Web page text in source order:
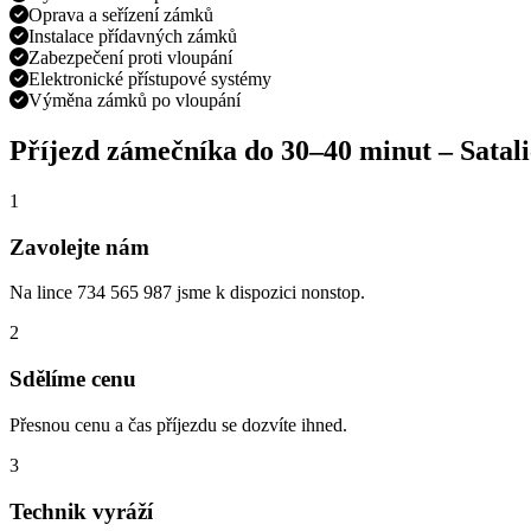
Oprava a seřízení zámků
Instalace přídavných zámků
Zabezpečení proti vloupání
Elektronické přístupové systémy
Výměna zámků po vloupání
Příjezd zámečníka do 30–40 minut–
1
Zavolejte nám
Na lince 734 565 987 jsme k dispozici nonstop.
2
Sdělíme cenu
Přesnou cenu a čas příjezdu se dozvíte ihned.
3
Technik vyráží